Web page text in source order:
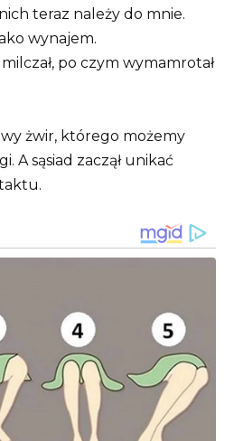
teraz należy do mnie.
wynajem.
po czym wymamrotał
żwir, którego możemy
A sąsiad zaczął unikać